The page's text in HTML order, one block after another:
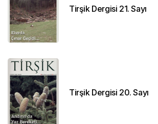
Tirşik Dergisi 21. Sayı
Tirşik Dergisi 20. Sayı